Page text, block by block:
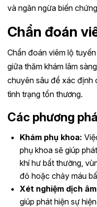
và ngăn ngừa biến
Chẩn đoán
Chẩn đoán viêm lộ
giữa thăm khám lâm
chuyên sâu để xác định
tình trạng tổn thương.
Các phương
Khám phụ khoa:
phụ khoa sẽ giúp
khí hư bất thường,
đỏ hoặc chảy máu
Xét nghiệm dịch
giúp phát hiện sự